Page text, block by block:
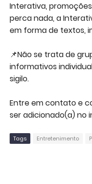
Interativa,
perca nada, a
em forma de textos,
📌Não se trata de
informativos
sigilo.
Entre em contato e
ser adicionado(a) no
Tags Entretenimento